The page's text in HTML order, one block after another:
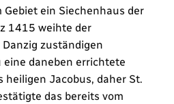
ein Siechenhaus der
1415 weihte der
zuständigen
eine daneben errichtete
heiligen Jacobus, daher St.
das bereits vom